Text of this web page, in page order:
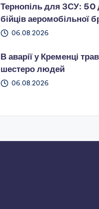
Тернопіль для ЗСУ: 50
бійців аеромобільної
06.08.2026
В аварії у Кременці
шестеро людей
06.08.2026